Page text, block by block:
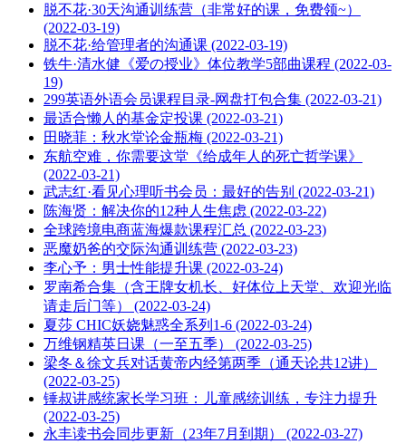
脱不花·30天沟通训练营（非常好的课，免费领~）
(2022-03-19)
脱不花·给管理者的沟通课 (2022-03-19)
铁牛·清水健《爱の授业》体位教学5部曲课程 (2022-03-
19)
299英语外语会员课程目录-网盘打包合集 (2022-03-21)
最适合懒人的基金定投课 (2022-03-21)
田晓菲：秋水堂论金瓶梅 (2022-03-21)
东航空难，你需要这堂《给成年人的死亡哲学课》
(2022-03-21)
武志红·看见心理听书会员：最好的告别 (2022-03-21)
陈海贤：解决你的12种人生焦虑 (2022-03-22)
全球跨境电商蓝海爆款课程汇总 (2022-03-23)
恶魔奶爸的交际沟通训练营 (2022-03-23)
李心予：男士性能提升课 (2022-03-24)
罗南希合集（含王牌女机长、好体位上天堂、欢迎光临
请走后门等） (2022-03-24)
夏莎 CHIC妖娆魅惑全系列1-6 (2022-03-24)
万维钢精英日课（一至五季） (2022-03-25)
梁冬＆徐文兵对话黄帝内经第两季（通天论共12讲）
(2022-03-25)
锤叔讲感统家长学习班：儿童感统训练，专注力提升
(2022-03-25)
永丰读书会同步更新（23年7月到期） (2022-03-27)